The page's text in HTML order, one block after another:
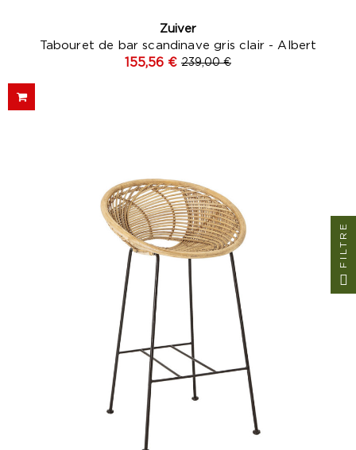
Zuiver
Tabouret de bar scandinave gris clair - Albert
155,56 € 239,00 €
FILTRE